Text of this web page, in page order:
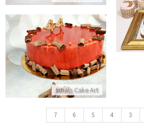
Inbals Cake Art
עוגת מוסים בוואריה פטל
התקשר/י
3
4
5
6
7